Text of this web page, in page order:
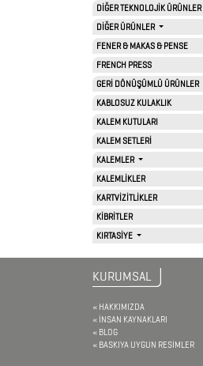
AKSESUARLARI
ALTLIKLARI
DİĞER TEKNOLOJİK ÜRÜNLER
DİĞER ÜRÜNLER
FENER & MAKAS & PENSE
FRENCH PRESS
GERİ DÖNÜŞÜMLÜ ÜRÜNLER
KABLOSUZ KULAKLIK
KALEM KUTULARI
KALEM SETLERİ
KALEMLER
KALEMLİKLER
KARTVİZİTLİKLER
KİBRİTLER
KIRTASİYE
KURUMSAL
HAKKIMIZDA
İNSAN KAYNAKLARI
BLOG
BASKIYA UYGUN RESİMLER